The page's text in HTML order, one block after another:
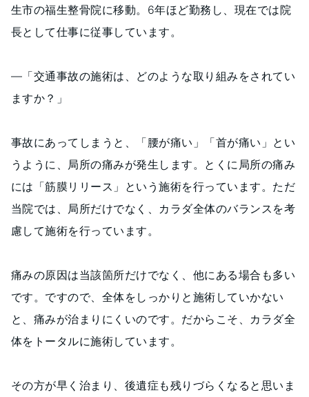
生市の福生整骨院に移動。6年ほど勤務し、現在では院
長として仕事に従事しています。
―「交通事故の施術は、どのような取り組みをされてい
ますか？」
事故にあってしまうと、「腰が痛い」「首が痛い」とい
うように、局所の痛みが発生します。とくに局所の痛み
には「筋膜リリース」という施術を行っています。ただ
当院では、局所だけでなく、カラダ全体のバランスを考
慮して施術を行っています。
痛みの原因は当該箇所だけでなく、他にある場合も多い
です。ですので、全体をしっかりと施術していかない
と、痛みが治まりにくいのです。だからこそ、カラダ全
体をトータルに施術しています。
その方が早く治まり、後遺症も残りづらくなると思いま